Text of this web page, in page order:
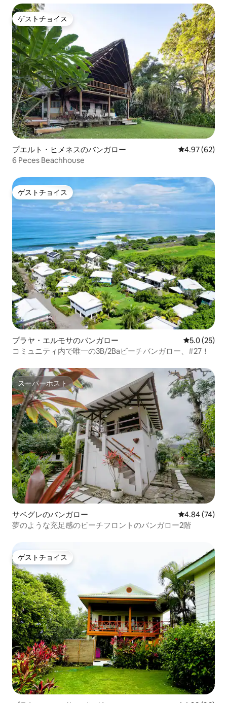
ゲストチョイス
ゲストチョイス
プエルト・ヒメネスのバンガロー レビュー62
4.97 (62)
6 Peces Beachhouse
ゲストチョイス
ゲストチョイス
プラヤ・エルモサのバンガロー レビュー25
5.0 (25)
コミュニティ内で唯一の3B/2Baビーチバンガロー、#27！
スーパーホスト
スーパーホスト
サベグレのバンガロー レビュー74
4.84 (74)
夢のような充足感のビーチフロントのバンガロー2階
ゲストチョイス
ゲストチョイス